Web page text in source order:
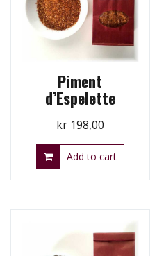
Piment
d’Espelette
kr198,00
Add to cart